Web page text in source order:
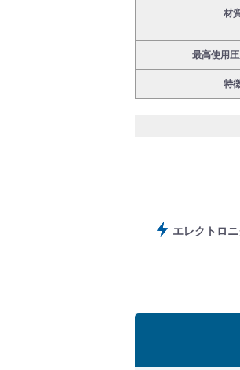
Cv値・流量計算ツール
バルブと継手のきほん
材
最高使用
特
エレクトロ